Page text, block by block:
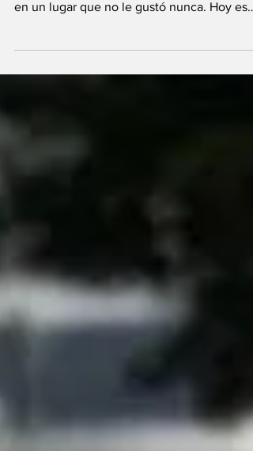
de Entre Ríos, el peronista Gustavo Bordet,
objeto...